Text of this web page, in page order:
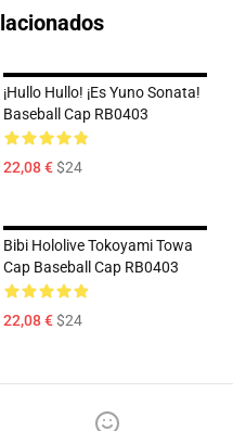
¡Hullo Hullo! ¡Es Yuno Sonata!
Baseball Cap RB0403
22,08 €$24
Bibi Hololive Tokoyami Towa
Cap Baseball Cap RB0403
22,08 €$24